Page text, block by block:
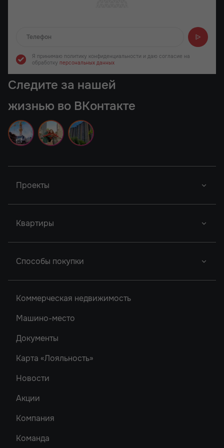
Я принимаю политику конфиденциальности и даю согласие на
обработку персональных данных
Следите за нашей
жизнью во ВКонтакте
Проекты
Донской Арбат
Легенда Ростова
Сердце Ростова
2
Грин Парк
Рубин
Новый Проект
Квартиры
Однокомнатные
Трехкомнатные
Способы покупки
Коммерческая недвижимость
Машино-место
Документы
Карта «Лояльность»
Новости
Акции
Компания
Команда